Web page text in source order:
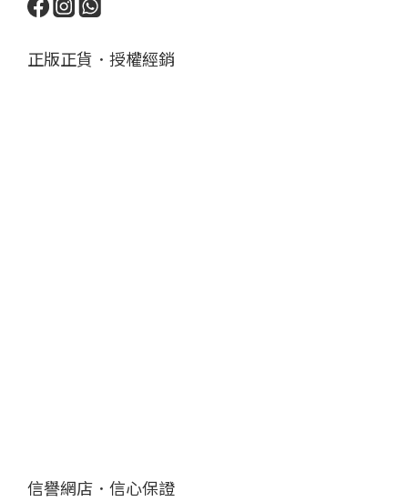
正版正貨．授權經銷
信譽網店．信心保證